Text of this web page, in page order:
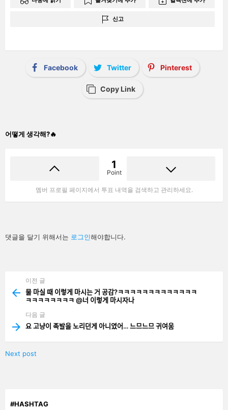
신고
Facebook Twitter Pinterest
Copy Link
어떻게 생각해?🔥
1
Point
멤버 프로필 페이지에서 투표 내역을 검색하고 관리하세요.
답
글
댓글을 달기 위해서는 로그인해야합니다.
more
이전 글
물 마실 때 이렇게 마시는 거 공감?ㅋㅋㅋㅋㅋㅋㅋㅋㅋㅋㅋㅋㅋ
ㅋㅋㅋㅋㅋㅋㅋㅋ @너 이렇게 마시자나
다음 글
요 고냥이 족발을 노리던게 아니였어… 느므느므 귀여움
Next post
#HASHTAG